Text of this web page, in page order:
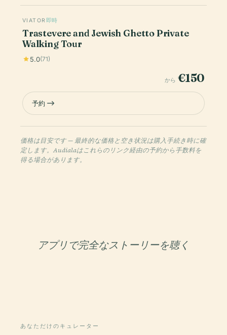
VIATOR 即時
Trastevere and Jewish Ghetto Private
Walking Tour
5.0(71)
から €150
予約
価格は目安です — 最終的な価格と空き状況は購入手続き時に確
定します。Audialaはこれらのリンク経由の予約から手数料を
得る場合があります。
アプリで完全なストーリーを聴く
あなただけのキュレーター